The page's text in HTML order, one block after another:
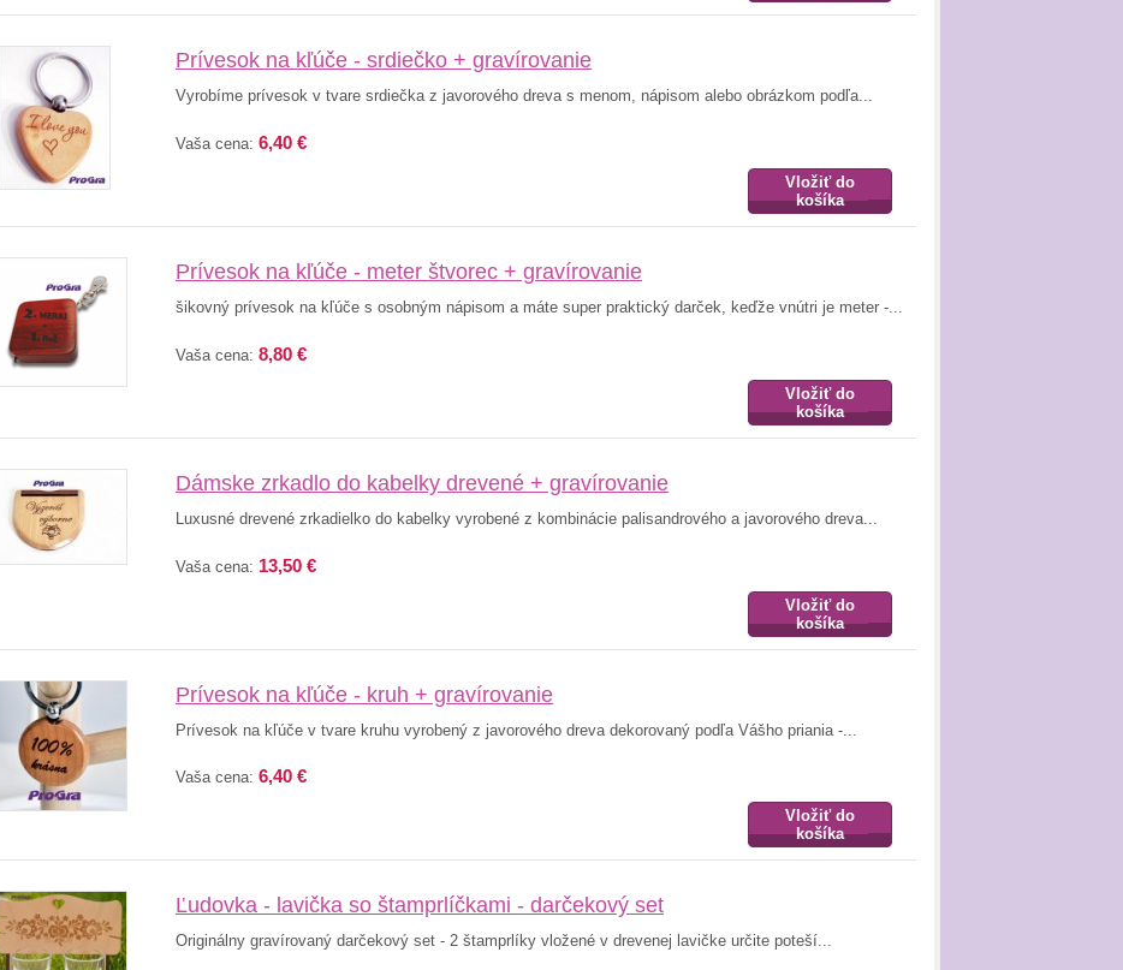
Prívesok na kľúče - srdiečko + gravírovanie
Vyrobíme prívesok v tvare srdiečka z javorového dreva s menom, nápisom alebo obrázkom podľa...
Vaša cena: 6,40 €
Vložiť do
košíka
Prívesok na kľúče - meter štvorec + gravírovanie
šikovný prívesok na kľúče s osobným nápisom a máte super praktický darček, keďže vnútri je meter -...
Vaša cena: 8,80 €
Vložiť do
košíka
Dámske zrkadlo do kabelky drevené + gravírovanie
Luxusné drevené zrkadielko do kabelky vyrobené z kombinácie palisandrového a javorového dreva...
Vaša cena: 13,50 €
Vložiť do
košíka
Prívesok na kľúče - kruh + gravírovanie
Prívesok na kľúče v tvare kruhu vyrobený z javorového dreva dekorovaný podľa Vášho priania -...
Vaša cena: 6,40 €
Vložiť do
košíka
Ľudovka - lavička so štamprlíčkami - darčekový set
Originálny gravírovaný darčekový set - 2 štamprlíky vložené v drevenej lavičke určite poteší...